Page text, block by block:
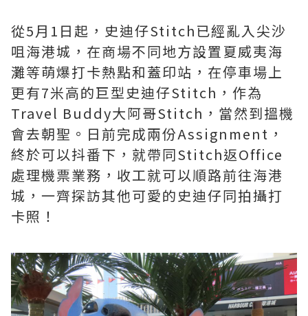
從5月1日起，史迪仔Stitch已經亂入尖沙
咀海港城，在商場不同地方設置夏威夷海
灘等萌爆打卡熱點和蓋印站，在停車場上
更有7米高的巨型史迪仔Stitch，作為
Travel Buddy大阿哥Stitch，當然到搵機
會去朝聖。日前完成兩份Assignment，
終於可以抖番下，就帶同Stitch返Office
處理機票業務，收工就可以順路前往海港
城，一齊探訪其他可愛的史迪仔同拍攝打
卡照！